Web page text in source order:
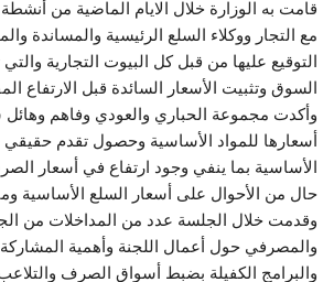
قامت به الوزارة خلال الايام الماضية من
مع التجار ووكلاء السلع الرئيسية والمساندة
التوقيع عليها من قبل كل البيوت التجارية
السوق وتثبيت الأسعار السائدة قبل الارتفاع
وأكدت مجموعة الحباري والعودي وفاهم
أسعارها للمواد الأساسية وحصول تقدم
الأساسية بما ينفي وجود ارتفاع في أسعار
حال من الأحوال على أسعار السلع الأساسية
وقدمت خلال الجلسة عدد من المداخلات من
والمصرفي حول أعمال اللجنة وأهمية
والبرامج الكفيلة بضبط أسواق الصرف